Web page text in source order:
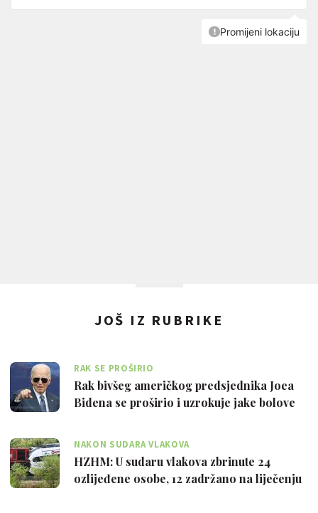
JOŠ IZ RUBRIKE
RAK SE PROŠIRIO
Rak bivšeg američkog predsjednika Joea
Bidena se proširio i uzrokuje jake bolove
NAKON SUDARA VLAKOVA
HZHM: U sudaru vlakova zbrinute 24
ozlijeđene osobe, 12 zadržano na liječenju